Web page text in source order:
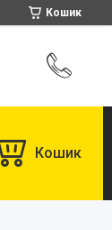
Кошик
Кошик